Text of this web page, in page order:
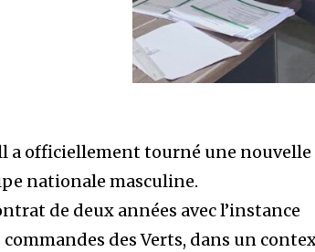
a officiellement tourné une nouvelle
nationale masculine.
de deux années avec l’instance
des Verts, dans un